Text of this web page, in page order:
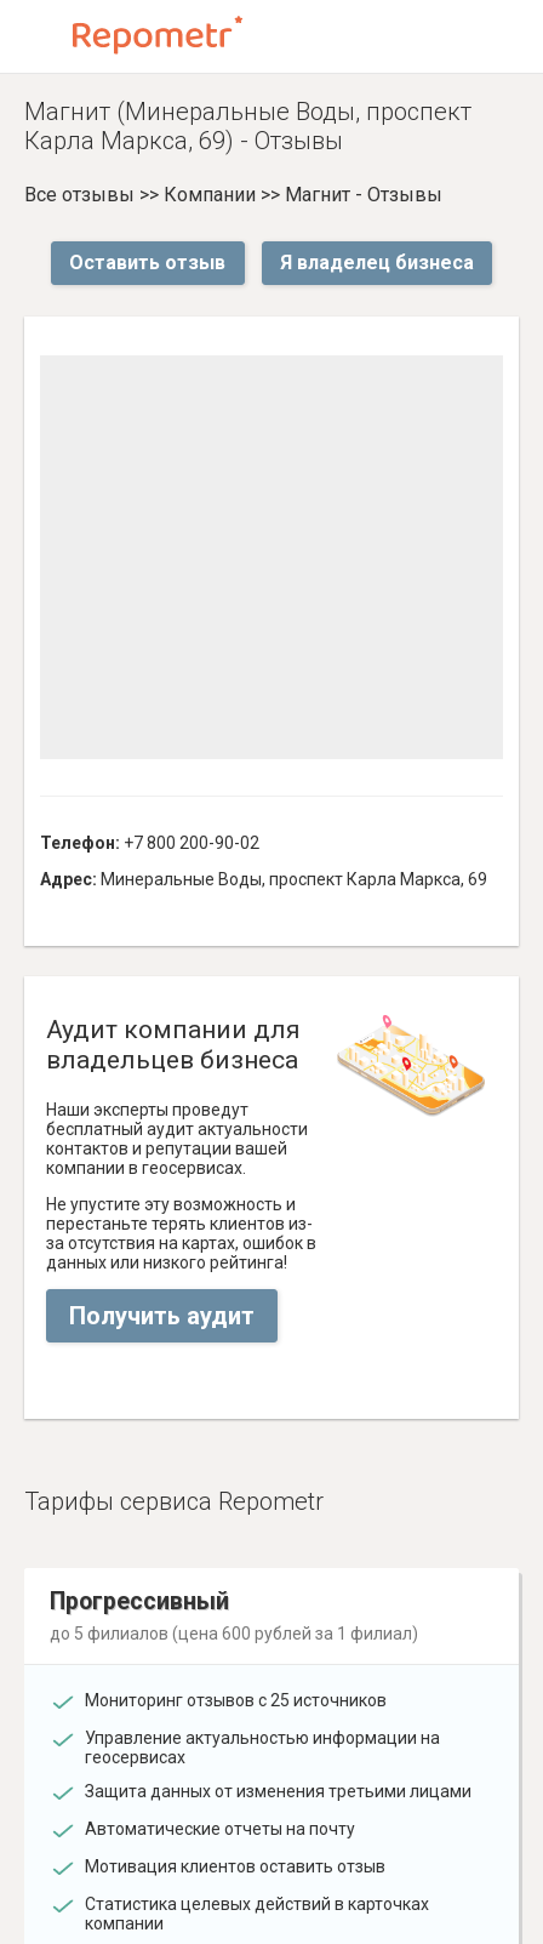
Магнит (Минеральные Воды, проспект
Карла Маркса, 69) - Отзывы
Все отзывы >> Компании >> Магнит - Отзывы
Оставить отзыв Я владелец бизнеса
Телефон: +7 800 200-90-02
Адрес: Минеральные Воды, проспект Карла Маркса, 69
Аудит компании для
владельцев бизнеса
Наши эксперты проведут
бесплатный аудит актуальности
контактов и репутации вашей
компании в геосервисах.
Не упустите эту возможность и
перестаньте терять клиентов из-
за отсутствия на картах, ошибок в
данных или низкого рейтинга!
Получить аудит
Тарифы сервиса Repometr
Прогрессивный
до 5 филиалов (цена 600 рублей за 1 филиал)
Мониторинг отзывов с 25 источников
Управление актуальностью информации на
геосервисах
Защита данных от изменения третьими лицами
Автоматические отчеты на почту
Мотивация клиентов оставить отзыв
Статистика целевых действий в карточках
компании